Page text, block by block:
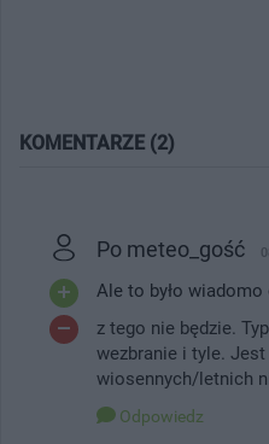
KOMENTARZE (2)
Po meteo_gość
Ale to było wiadomo
z tego nie będzie.
wezbranie i tyle.
wiosennych/letnich
Odpowiedz